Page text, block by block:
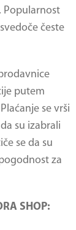
Popularnost
česte
putem
se vrši
su izabrali
se da su
za
SHOP: